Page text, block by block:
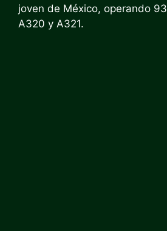
joven de México, operando
A320 y A321.